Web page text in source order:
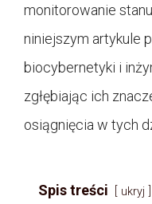
monitorowanie
niniejszym artykule
biocybernetyki i
zgłębiając ich
osiągnięcia w tych
Spis treści ukryj